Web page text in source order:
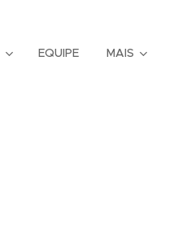
EQUIPE MAIS